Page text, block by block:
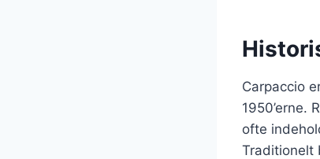
Carpaccio
1950’erne.
ofte
Traditionelt